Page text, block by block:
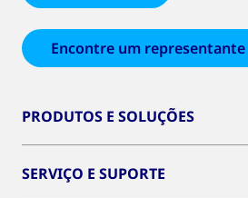
Encontre um representante
PRODUTOS E SOLUÇÕES
SERVIÇO E SUPORTE